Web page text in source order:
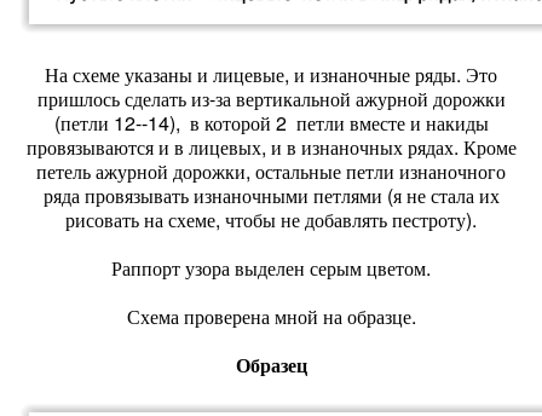
На схеме указаны и лицевые, и изнаночные ряды. Это
пришлось сделать из-за вертикальной ажурной дорожки
(петли 12--14), в которой 2 петли вместе и накиды
провязываются и в лицевых, и в изнаночных рядах. Кроме
петель ажурной дорожки, остальные петли изнаночного
ряда провязывать изнаночными петлями (я не стала их
рисовать на схеме, чтобы не добавлять пестроту).
Раппорт узора выделен серым цветом.
Схема проверена мной на образце.
Образец